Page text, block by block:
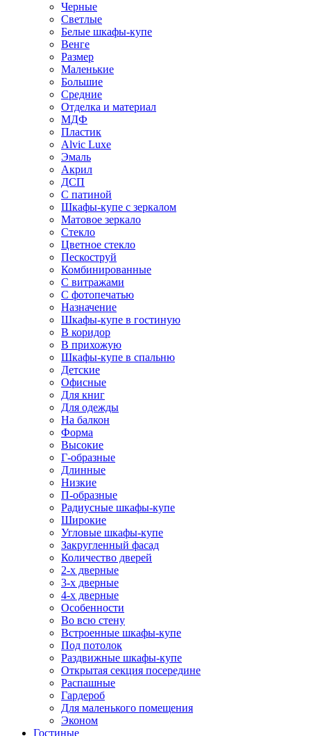
Черные
Светлые
Белые шкафы-купе
Венге
Размер
Маленькие
Большие
Средние
Отделка и материал
МДФ
Пластик
Alvic Luxe
Эмаль
Акрил
ДСП
С патиной
Шкафы-купе с зеркалом
Матовое зеркало
Стекло
Цветное стекло
Пескоструй
Комбинированные
С витражами
С фотопечатью
Назначение
Шкафы-купе в гостиную
В коридор
В прихожую
Шкафы-купе в спальню
Детские
Офисные
Для книг
Для одежды
На балкон
Форма
Высокие
Г-образные
Длинные
Низкие
П-образные
Радиусные шкафы-купе
Широкие
Угловые шкафы-купе
Закругленный фасад
Количество дверей
2-х дверные
3-х дверные
4-х дверные
Особенности
Во всю стену
Встроенные шкафы-купе
Под потолок
Раздвижные шкафы-купе
Открытая секция посередине
Распашные
Гардероб
Для маленького помещения
Эконом
Гостиные